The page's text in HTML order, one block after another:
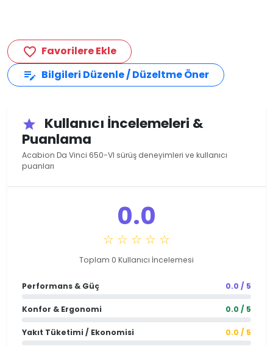
favorite_border Favorilere Ekle
edit_note Bilgileri Düzenle / Düzeltme Öner
star
Kullanıcı İncelemeleri &
Puanlama
Acabion Da Vinci 650-VI sürüş deneyimleri ve kullanıcı
puanları
0.0
☆ ☆ ☆ ☆ ☆
Toplam 0 Kullanıcı İncelemesi
Performans & Güç 0.0 / 5
Konfor & Ergonomi 0.0 / 5
Yakıt Tüketimi / Ekonomisi 0.0 / 5